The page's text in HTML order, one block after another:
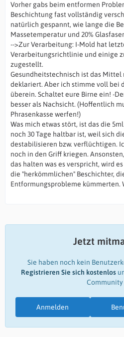
Vorher gabs beim entformen
Beschichtung fast vollständig
natürlich gespannt, wie lange die
Massetemperatur und 20%
-->Zur Verarbeitung: I-Mold hat
Verarbeitungsrichtlinie und einige
zugestellt.
Gesundheitstechnisch ist das
deklariert. Aber ich stimme voll bei
überein. Schaltet eure Birne ein! -
besser als Nachsicht. (Hoffentlich
Phrasenkasse werfen!)
Was mich etwas stört, ist das die
noch 30 Tage haltbar ist, weil sich
destabilisieren bzw. verflüchtigen.
noch in den Griff kriegen.
das halten was es verspricht, wird
die "herkömmlichen" Beschichter,
Entformungsprobleme kümmerten.
Jetzt
Sie haben noch kein
Registrieren Sie sich kostenlos
Anmelden